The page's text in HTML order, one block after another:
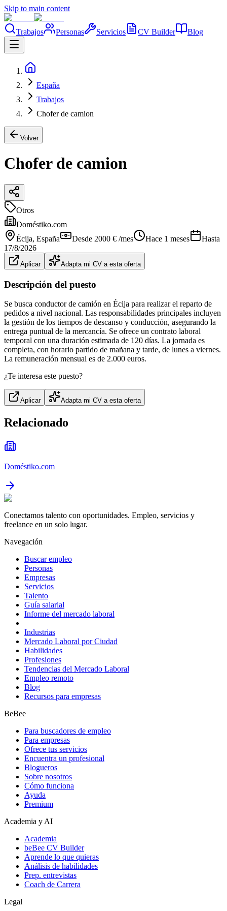
Skip to main content
Trabajos Personas Servicios CV Builder Blog
España
Trabajos
Chofer de camion
Volver
Chofer de camion
Otros
Doméstiko.com
Écija, España Desde 2000 € /mes Hace 1 meses
Hasta
17/8/2026
Aplicar Adapta mi CV a esta oferta
Descripción del puesto
Se busca conductor de camión en Écija para realizar el reparto de
pedidos a nivel nacional. Las responsabilidades principales incluyen
la gestión de los tiempos de descanso y conducción, asegurando la
entrega puntual de la mercancía. Se ofrece un contrato laboral
temporal con una duración estimada de 120 días. La jornada es
completa, con horario partido de mañana y tarde, de lunes a viernes.
La remuneración mensual es de 2.000 euros.
¿Te interesa este puesto?
Aplicar Adapta mi CV a esta oferta
Relacionado
Doméstiko.com
Conectamos talento con oportunidades. Empleo, servicios y
freelance en un solo lugar.
Navegación
Buscar empleo
Personas
Empresas
Servicios
Talento
Guía salarial
Informe del mercado laboral
Industrias
Mercado Laboral por Ciudad
Habilidades
Profesiones
Tendencias del Mercado Laboral
Empleo remoto
Blog
Recursos para empresas
BeBee
Para buscadores de empleo
Para empresas
Ofrece tus servicios
Encuentra un profesional
Blogueros
Sobre nosotros
Cómo funciona
Ayuda
Premium
Academia y AI
Academia
beBee CV Builder
Aprende lo que quieras
Análisis de habilidades
Prep. entrevistas
Coach de Carrera
Legal